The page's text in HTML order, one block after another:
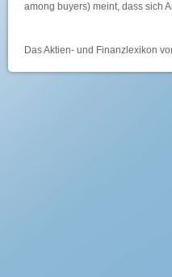
among buyers) meint, dass sich
Das Aktien- und Finanzlexikon